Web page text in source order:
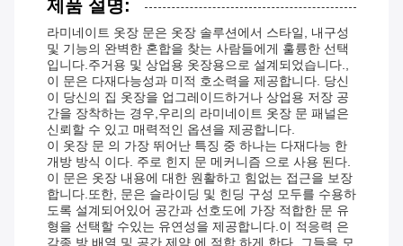
제품 설명:
라미네이트 옷장 문은 옷장 솔루션에서 스타일, 내구성
및 기능의 완벽한 혼합을 찾는 사람들에게 훌륭한 선택
입니다.주거용 및 상업용 옷장용으로 설계되었습니다.,
이 문은 다재다능성과 미적 호소력을 제공합니다. 당신
이 당신의 집 옷장을 업그레이드하거나 상업용 저장 공
간을 장착하는 경우,우리의 라미네이트 옷장 문 패널은
신뢰할 수 있고 매력적인 옵션을 제공합니다.
이 옷장 문 의 가장 뛰어난 특징 중 하나는 다재다능 한
개방 방식 이다. 주로 힌지 문 메커니즘 으로 사용 된다.
이 문은 옷장 내용에 대한 원활하고 힘없는 접근을 보장
합니다.또한, 문은 슬라이딩 및 힌딩 구성 모두를 수용하
도록 설계되어있어 공간과 선호도에 가장 적합한 문 유
형을 선택할 수있는 유연성을 제공합니다.이 적응력 은
각종 방 배열 및 공간 제약 에 적합 하게 한다, 그들을 모